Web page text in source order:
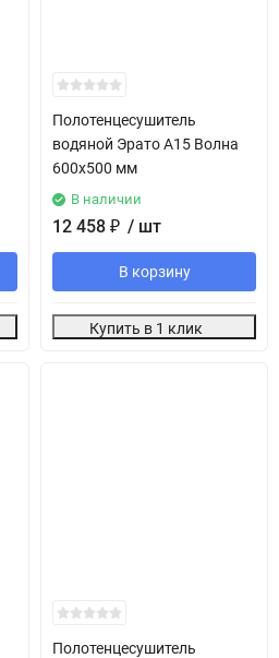
Полотенцесушитель
водяной Эрато А15 Волна
600х500 мм
В наличии
12 458 ₽ / шт
В корзину
Купить в 1 клик
Полотенцесушитель